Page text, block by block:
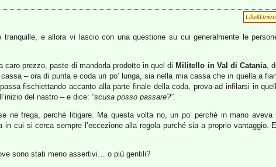
e allora vi lascio con una questione su cui generalmente le
prezzo, paste di mandorla prodotte in quel di Militello in Val di Catania,
– ora di punta e coda un po’ lunga, sia nella mia cassa che in quella a
fischiettando accanto alla parte finale della coda, prova ad infilarsi in
del nastro – e dice: “scusa posso passare?”.
ne frega, perché litigare. Ma questa volta no, un po’ perché in mano aveva
cui si cerca sempre l’eccezione alla regola purché sia a proprio vantaggio.
sono stati meno assertivi… o più gentili?